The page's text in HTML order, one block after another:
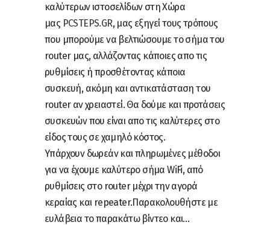
καλύτερων ιστοσελίδων στη Χώρα
μας PCSTEPS.GR, μας εξηγεί τους τρόπους
που μπορούμε να βελτιώσουμε το σήμα του
router μας, αλλάζοντας κάποιες απο τις
ρυθμίσεις ή προσθέτοντας κάποια
συσκευή, ακόμη και αντικατάσταση του
router αν χρειαστεί. Θα δούμε και προτάσεις
συσκευών που είναι απο τις καλύτερες στο
είδος τους σε χαμηλό κόστος.
Υπάρχουν δωρεάν και πληρωμένες μέθοδοι
για να έχουμε καλύτερο σήμα WiFi, από
ρυθμίσεις στο router μέχρι την αγορά
κεραίας και repeater.Παρακολουθήστε με
ευλάβεια το παρακάτω βίντεο και…